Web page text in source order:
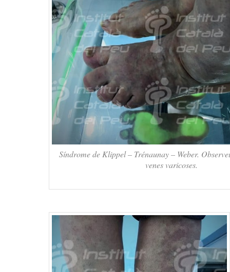
Síndrome de Klippel – Trénaunay – Weber.
venes varicoses.